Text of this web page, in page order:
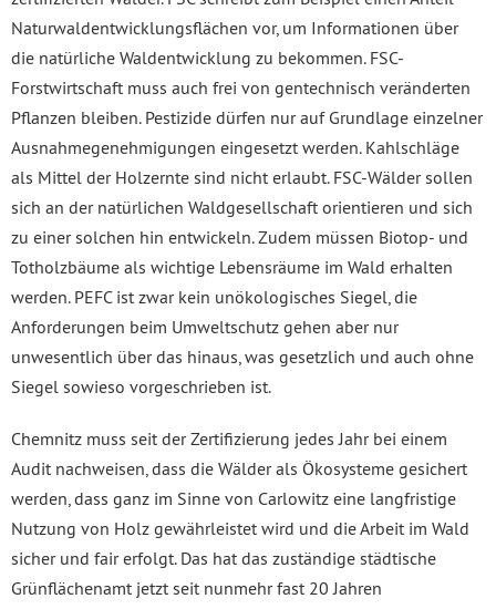
Naturwaldentwicklungsflächen vor, um Informationen über
die natürliche Waldentwicklung zu bekommen. FSC-
Forstwirtschaft muss auch frei von gentechnisch veränderten
Pflanzen bleiben. Pestizide dürfen nur auf Grundlage einzelner
Ausnahmegenehmigungen eingesetzt werden. Kahlschläge
als Mittel der Holzernte sind nicht erlaubt. FSC-Wälder sollen
sich an der natürlichen Waldgesellschaft orientieren und sich
zu einer solchen hin entwickeln. Zudem müssen Biotop- und
Totholzbäume als wichtige Lebensräume im Wald erhalten
werden. PEFC ist zwar kein unökologisches Siegel, die
Anforderungen beim Umweltschutz gehen aber nur
unwesentlich über das hinaus, was gesetzlich und auch ohne
Siegel sowieso vorgeschrieben ist.
Chemnitz muss seit der Zertifizierung jedes Jahr bei einem
Audit nachweisen, dass die Wälder als Ökosysteme gesichert
werden, dass ganz im Sinne von Carlowitz eine langfristige
Nutzung von Holz gewährleistet wird und die Arbeit im Wald
sicher und fair erfolgt. Das hat das zuständige städtische
Grünflächenamt jetzt seit nunmehr fast 20 Jahren